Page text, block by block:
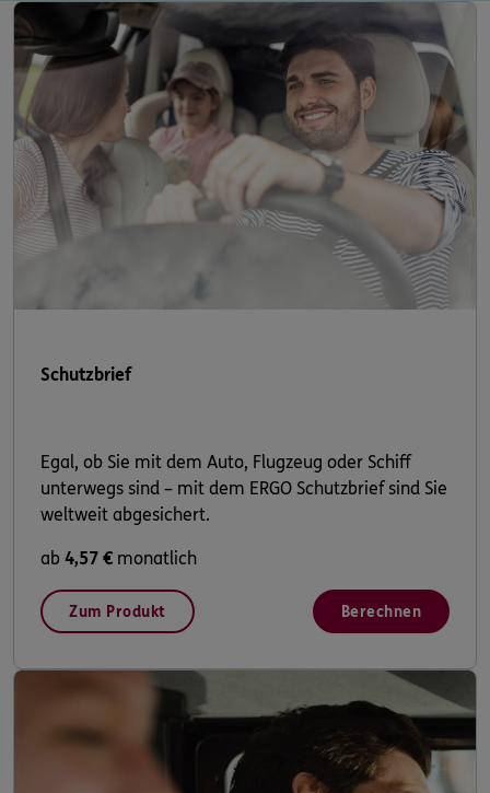
Schutzbrief
Egal, ob Sie mit dem Auto, Flugzeug oder Schiff
unterwegs sind – mit dem ERGO Schutzbrief sind Sie
weltweit abgesichert.
ab 4,57 € monatlich
Zum Produkt Berechnen